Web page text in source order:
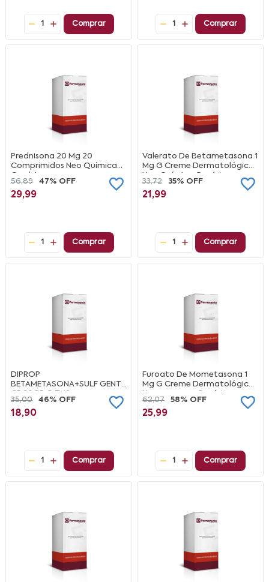
1 Comprar 1 Comprar
Prednisona 20 Mg 20
Comprimidos Neo Química
Genérico
56,89 47% OFF
29,99
1 Comprar
Valerato De Betametasona 1
Mg G Creme Dermatológico
Neo Química Genérico
33,72 35% OFF
21,99
1 Comprar
DIPROP
BETAMETASONA+SULF GENTA
CR 30GR G EMS
35,00 46% OFF
18,90
1 Comprar
Furoato De Mometasona 1
Mg G Creme Dermatológico
Hypermarcas Genérico
62,07 58% OFF
25,99
1 Comprar